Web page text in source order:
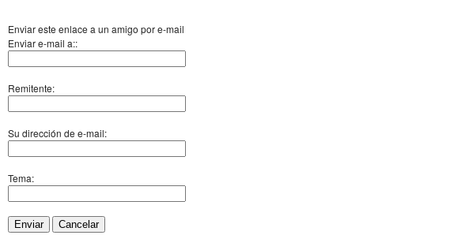
Enviar este enlace a un amigo por e-mail
Enviar e-mail a::
Remitente:
Su dirección de e-mail:
Tema:
Enviar Cancelar